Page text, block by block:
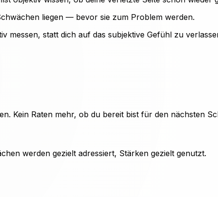
liegen — bevor sie zum Problem werden.
messen, statt dich auf das subjektive Gefühl zu
Kein Raten mehr, ob du bereit bist für den nächsten
werden gezielt adressiert, Stärken gezielt genutzt.